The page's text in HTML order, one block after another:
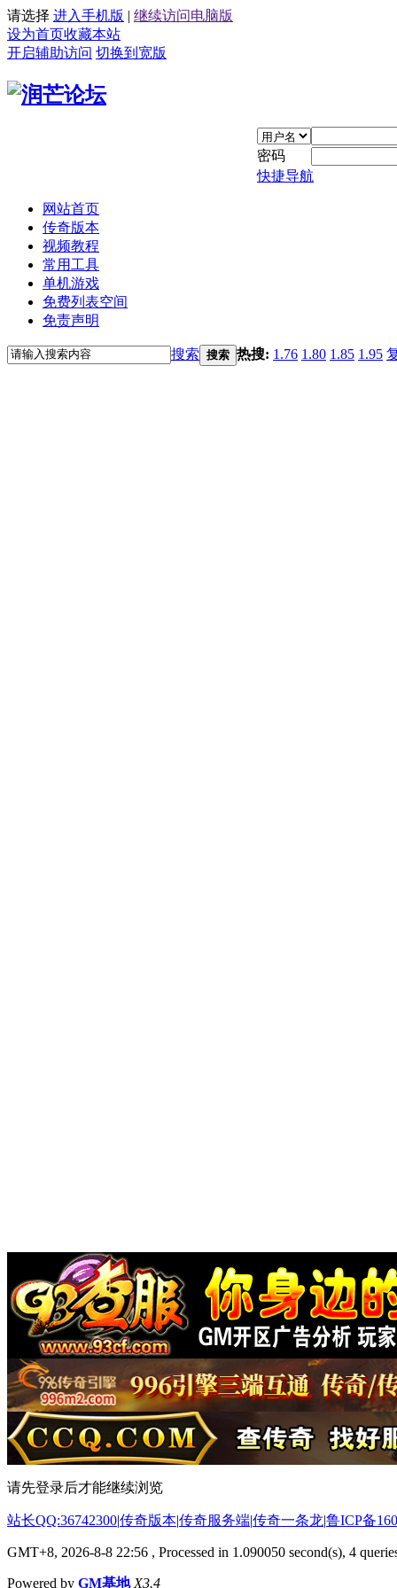
请选择 进入手机版 | 继续访问电脑版
设为首页收藏本站
开启辅助访问 切换到宽版
密码
快捷导航
网站首页
传奇版本
视频教程
常用工具
单机游戏
免费列表空间
免责声明
搜索 搜索 热搜: 1.76 1.80 1.85 1.95
请先登录后才能继续浏览
站长QQ:36742300|传奇版本|传奇服务端|传奇一条龙|鲁ICP备
GMT+8, 2026-8-8 22:56 , Processed in 1.090050 second(s), 4
Powered by GM基地 X3.4